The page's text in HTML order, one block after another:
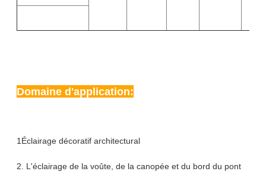
Domaine d'application:
1Éclairage décoratif architectural
2. L'éclairage de la voûte, de la canopée et du bord du pont